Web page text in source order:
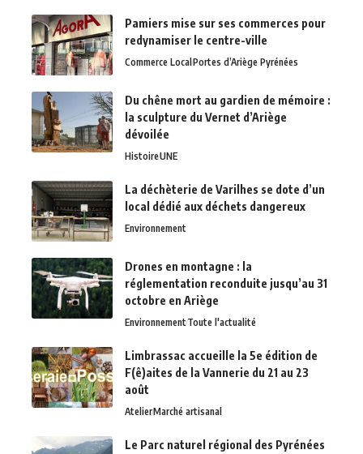
Pamiers mise sur ses commerces pour
redynamiser le centre-ville
Commerce LocalPortes d’Ariège Pyrénées
Du chêne mort au gardien de mémoire :
la sculpture du Vernet d’Ariège
dévoilée
HistoireUNE
La déchèterie de Varilhes se dote d’un
local dédié aux déchets dangereux
Environnement
Drones en montagne : la
réglementation reconduite jusqu’au 31
octobre en Ariège
EnvironnementToute l'actualité
Limbrassac accueille la 5e édition de
F(ê)aites de la Vannerie du 21 au 23
août
AtelierMarché artisanal
Le Parc naturel régional des Pyrénées